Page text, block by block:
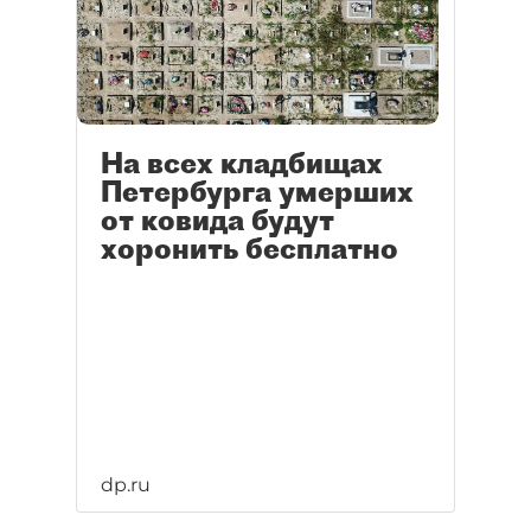
На всех кладбищах
Петербурга умерших
от ковида будут
хоронить бесплатно
dp.ru